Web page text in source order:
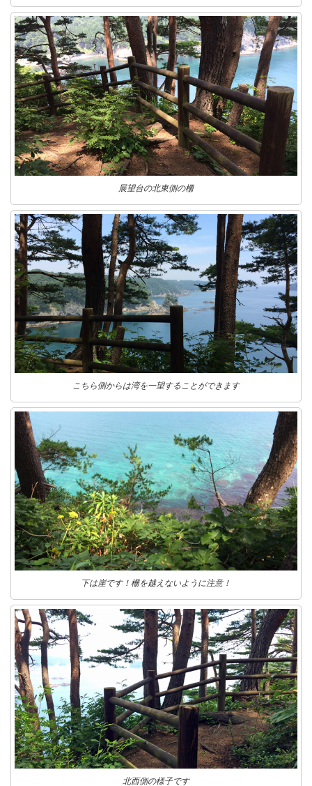
展望台の北東側の柵
こちら側からは湾を一望することができます
下は崖です！柵を越えないように注意！
北西側の様子です